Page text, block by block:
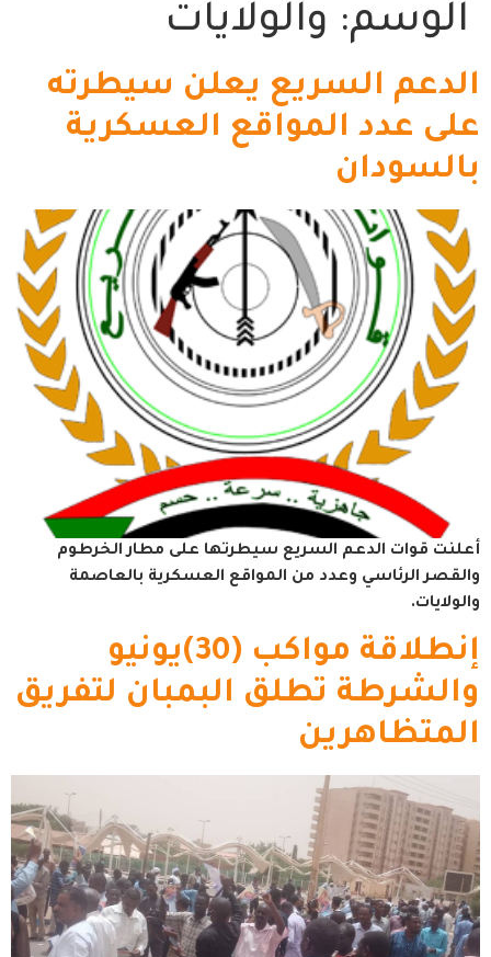
الوسم: والولايات
الدعم السريع يعلن سيطرته
على عدد المواقع العسكرية
بالسودان
أعلنت قوات الدعم السريع سيطرتها على مطار الخرطوم
والقصر الرئاسي وعدد من المواقع العسكرية بالعاصمة
والولايات.
إنطلاقة مواكب (30)يونيو
والشرطة تطلق البمبان لتفريق
المتظاهرين